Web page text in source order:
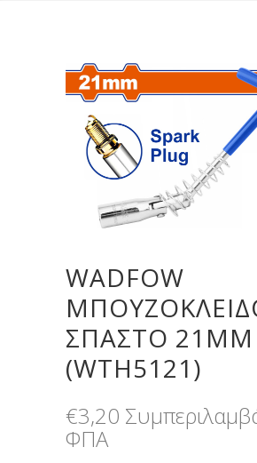
WADFOW
ΣΠΑΣΤΟ 21MM
(WTH5121)
€3,20
ΦΠΑ